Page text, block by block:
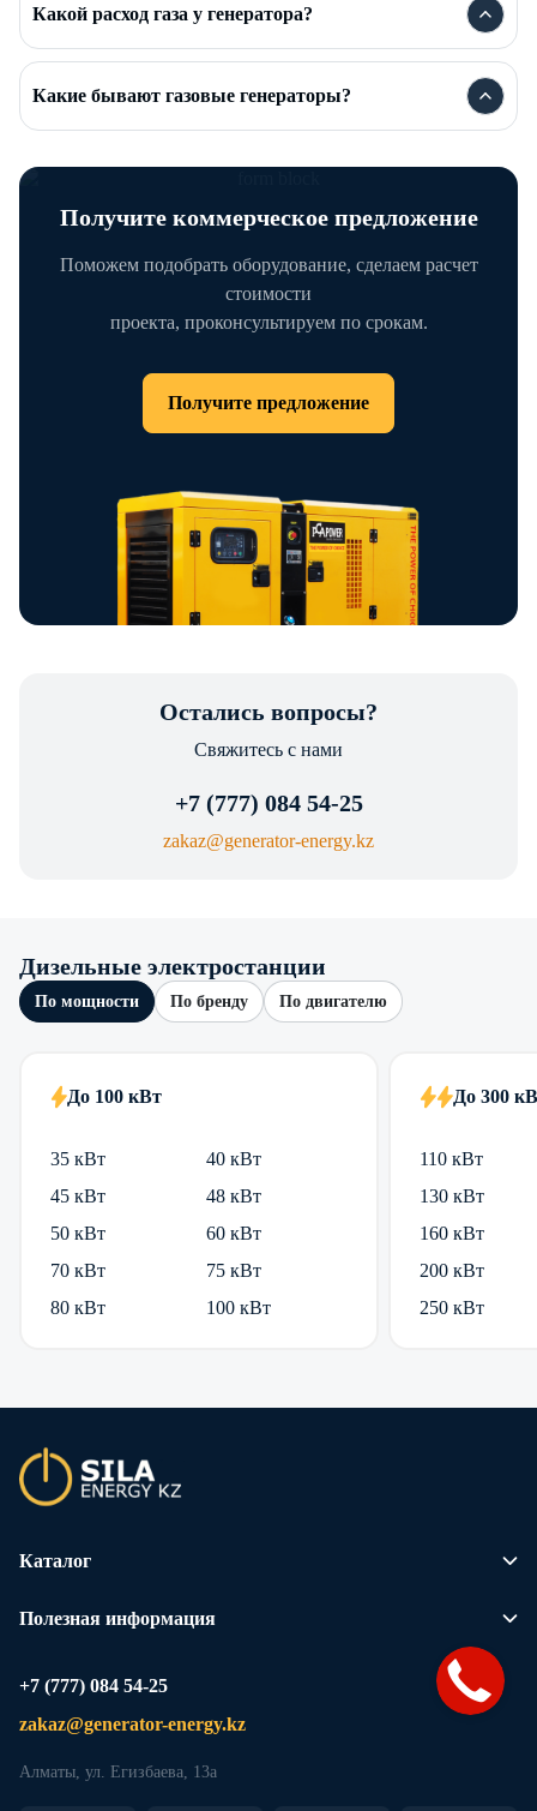
Какой расход газа у генератора?
Какие бывают газовые генераторы?
Получите коммерческое предложение
Поможем подобрать оборудование, сделаем расчет
стоимости
проекта, проконсультируем по срокам.
Получите предложение
Остались вопросы?
Свяжитесь с нами
+7 (777) 084 54-25
zakaz@generator-energy.kz
Дизельные электростанции
По мощности По бренду По двигателю
До 100 кВт
35 кВт
40 кВт
45 кВт
48 кВт
50 кВт
60 кВт
70 кВт
75 кВт
80 кВт
100 кВт
До 300
110 кВт
130 кВт
160 кВт
200 кВт
250 кВт
Каталог
Полезная информация
+7 (777) 084 54-25
zakaz@generator-energy.kz
Алматы, ул. Егизбаева, 13а